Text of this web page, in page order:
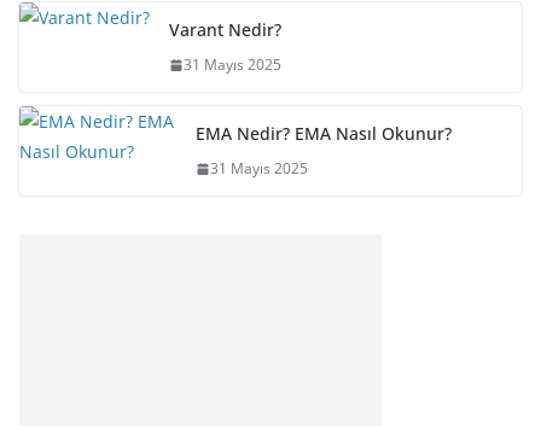
Varant Nedir?
31 Mayıs 2025
EMA Nedir? EMA Nasıl Okunur?
31 Mayıs 2025